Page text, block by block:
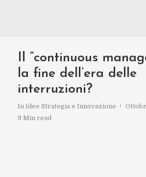
Il “continuous
la fine dell’era delle
interruzioni?
In Idee Strategia e Innovazione
9 Min read